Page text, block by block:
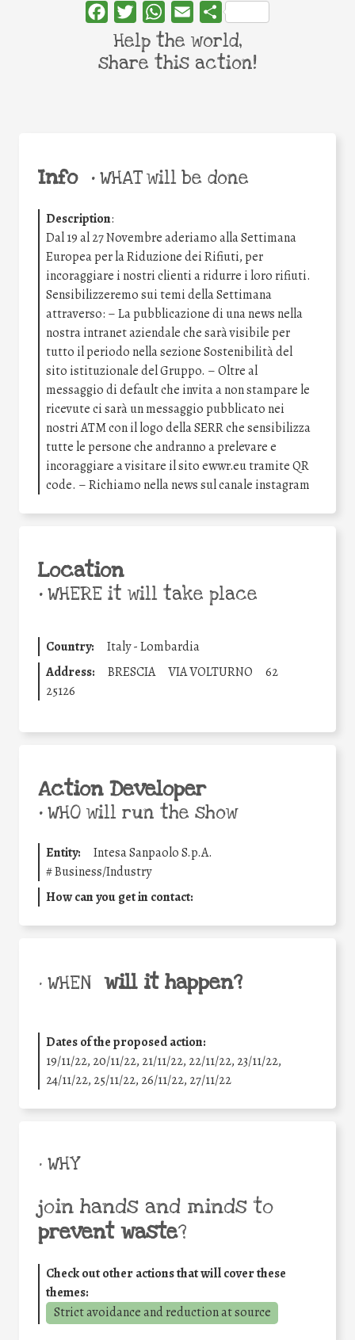
Info •WHAT will be done
Description:
Dal 19 al 27 Novembre aderiamo alla Settimana
Europea per la Riduzione dei Rifiuti, per
incoraggiare i nostri clienti a ridurre i loro rifiuti.
Sensibilizzeremo sui temi della Settimana
attraverso: – La pubblicazione di una news nella
nostra intranet aziendale che sarà visibile per
tutto il periodo nella sezione Sostenibilità del
sito istituzionale del Gruppo. – Oltre al
messaggio di default che invita a non stampare le
ricevute ci sarà un messaggio pubblicato nei
nostri ATM con il logo della SERR che sensibilizza
tutte le persone che andranno a prelevare e
incoraggiare a visitare il sito ewwr.eu tramite QR
code. – Richiamo nella news sul canale instagram
Location
•WHERE it will take place
Country:
Italy - Lombardia
Address:
BRESCIA VIA VOLTURNO
62
25126
Action Developer
•WHO will run the show
Entity:
Intesa Sanpaolo S.p.A.
#Business/Industry
How can you get in contact:
• WHEN will it happen?
Dates of the proposed action:
19/11/22, 20/11/22, 21/11/22, 22/11/22, 23/11/22,
24/11/22, 25/11/22, 26/11/22, 27/11/22
• WHY
join hands and minds to
prevent waste?
Check out other actions that will cover these
themes:
Strict avoidance and reduction at source
FacebookTwitterWhatsApp
Email Share
Help the world,
share this action!